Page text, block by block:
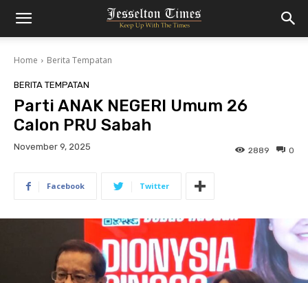
Home Berita Tempatan
BERITA TEMPATAN
Parti ANAK NEGERI Umum 26
Calon PRU Sabah
November 9, 2025 0
2889
Facebook Twitter